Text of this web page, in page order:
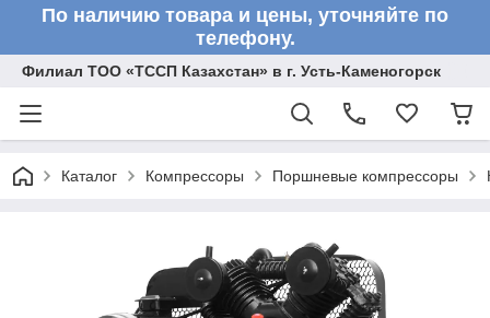
По наличию товара и цены, уточняйте по
телефону.
Филиал ТОО «ТССП Казахстан» в г. Усть-Каменогорск
Каталог Компрессоры Поршневые компрессоры